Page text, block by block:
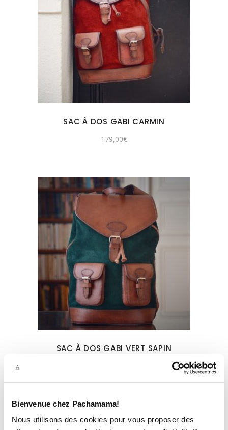
Bienvenue chez Pachamama!
Nous utilisons des cookies pour vous proposer des
SAC À DOS GABI CARMIN
179,00€
SAC À DOS GABI VERT SAPIN